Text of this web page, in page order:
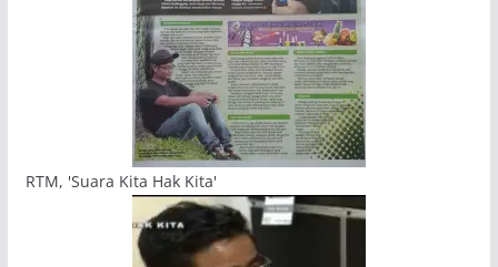
RTM, 'Suara Kita Hak Kita'